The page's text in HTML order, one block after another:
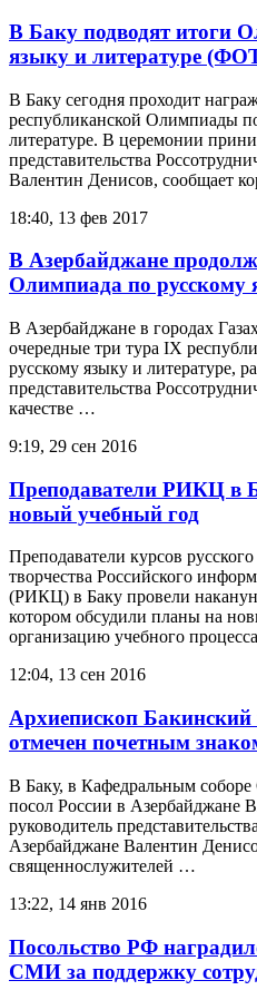
В Баку подводят итоги
языку и литературе
В Баку сегодня проходит
республиканской Олимпиады
литературе. В церемонии
представительства
Валентин Денисов, сообщает
18:40, 13 фев 2017
В Азербайджане
Олимпиада по русскому
В Азербайджане в городах
очередные три тура IХ
русскому языку и литературе,
представительства
качестве …
9:19, 29 сен 2016
Преподаватели РИКЦ в
новый учебный год
Преподаватели курсов
творчества Российского
(РИКЦ) в Баку провели
котором обсудили планы на
организацию учебного
12:04, 13 сен 2016
Архиепископ
отмечен почетным
В Баку, в Кафедральным
посол России в Азербайджане
руководитель
Азербайджане Валентин
священнослужителей …
13:22, 14 янв 2016
Посольство РФ
СМИ за поддержку